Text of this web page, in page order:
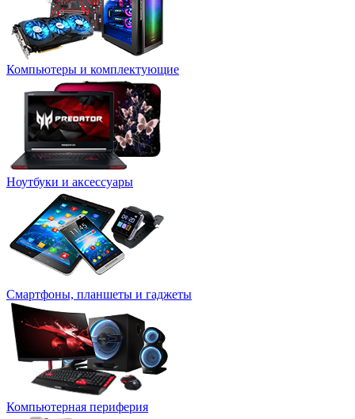
Компьютеры и комплектующие
Ноутбуки и аксессуары
Смартфоны, планшеты и гаджеты
Компьютерная периферия